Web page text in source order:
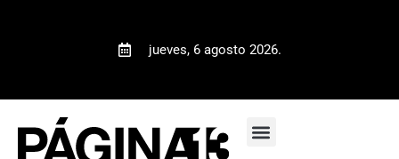
jueves, 6 agosto 2026.